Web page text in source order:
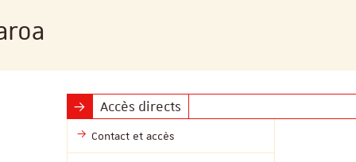
Accès directs
Contact et accès